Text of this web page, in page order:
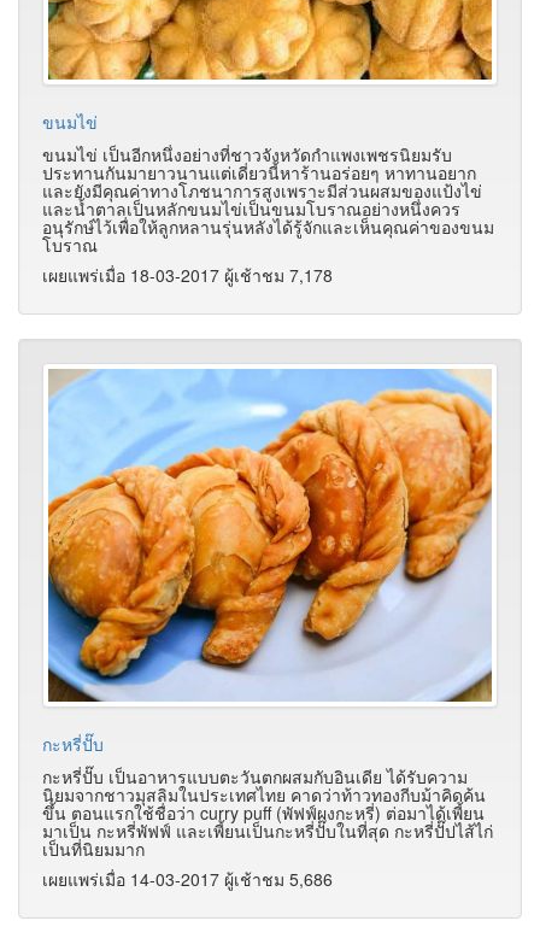
ขนมไข่
ขนมไข่ เป็นอีกหนึ่งอย่างที่ชาวจังหวัดกำแพงเพชรนิยมรับ
ประทานกันมายาวนานแต่เดี่ยวนี้หาร้านอร่อยๆ หาทานอยาก
และยังมีคุณค่าทางโภชนาการสูงเพราะมีส่วนผสมของแป้งไข่
และน้ำตาลเป็นหลักขนมไข่เป็นขนมโบราณอย่างหนึ่งควร
อนุรักษ์ไว้เพื่อให้ลูกหลานรุ่นหลังได้รู้จักและเห็นคุณค่าของขนม
โบราณ
เผยแพร่เมื่อ 18-03-2017 ผู้เช้าชม 7,178
กะหรี่ปั๊บ
กะหรี่ปั๊บ เป็นอาหารแบบตะวันตกผสมกับอินเดีย ได้รับความ
นิยมจากชาวมุสลิมในประเทศไทย คาดว่าท้าวทองกีบม้าคิดค้น
ขึ้น ตอนแรกใช้ชื่อว่า curry puff (พัฟฟ์ผงกะหรี่) ต่อมาได้เพี้ยน
มาเป็น กะหรี่พัฟฟ์ และเพี้ยนเป็นกะหรี่ปั๊บในที่สุด กะหรี่ปั๊ปไส้ไก่
เป็นที่นิยมมาก
เผยแพร่เมื่อ 14-03-2017 ผู้เช้าชม 5,686